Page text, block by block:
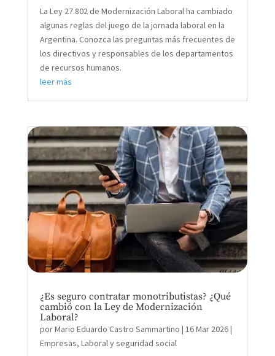
La Ley 27.802 de Modernización Laboral ha cambiado
algunas reglas del juego de la jornada laboral en la
Argentina. Conozca las preguntas más frecuentes de
los directivos y responsables de los departamentos
de recursos humanos.
leer más
¿Es seguro contratar monotributistas? ¿Qué
cambió con la Ley de Modernización
Laboral?
porMario Eduardo Castro Sammartino | 16 Mar 2026|
Empresas, Laboral y seguridad social